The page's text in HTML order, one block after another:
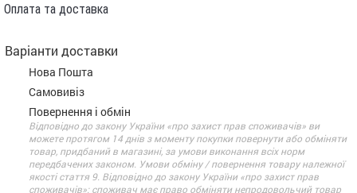
Оплата та доставка
Варіанти доставки
Нова Пошта
Самовивіз
Повернення і обмін
Відповідно до закону України «про захист прав споживачів» ви
можете протягом 14 днів з моменту покупки повернути або обміняти
товар, придбаний в магазині, за умови виконання всіх норм
передбачених законом. Умови обміну / повернення товару належної
якості стаття 9. Відповідно до закону України «про захист прав
споживачів»: споживач має право обміняти непродовольчий товар